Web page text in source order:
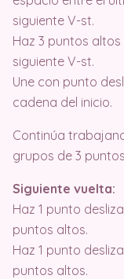
siguiente V-st.
Haz 3 puntos
siguiente V-st.
Une con punto
cadena del inicio.
Continúa
grupos de 3
Siguiente vuelta:
Haz 1 punto
puntos altos.
Haz 1 punto
puntos altos.